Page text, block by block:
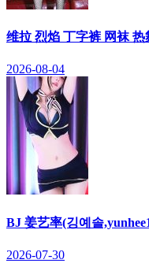
维拉 烈焰 丁字裤 网袜 热
2026-08-04
BJ 姜艺率(깅예솔
2026-07-30